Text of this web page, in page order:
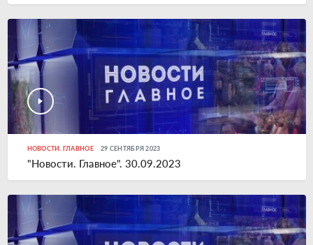
НОВОСТИ. ГЛАВНОЕ 29 СЕНТЯБРЯ 2023
"Новости. Главное". 30.09.2023